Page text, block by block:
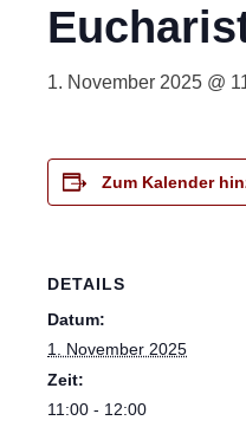
1. November 2025 @
Zum Kalender
DETAILS
Datum:
1. November 2025
Zeit:
11:00 - 12:00